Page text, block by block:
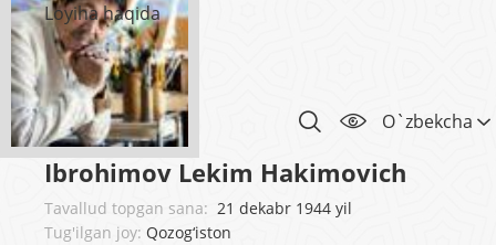
Loyiha haqida
O`zbekcha
Ibrohimov Lekim Hakimovich
Tavallud topgan sana: 21 dekabr 1944 yil
Tug'ilgan joy: Qozog‘iston